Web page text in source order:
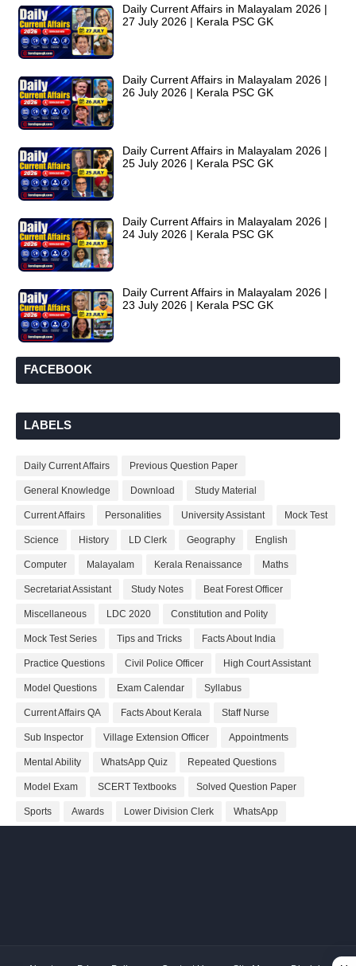
Daily Current Affairs in Malayalam 2026 |
27 July 2026 | Kerala PSC GK
Daily Current Affairs in Malayalam 2026 |
26 July 2026 | Kerala PSC GK
Daily Current Affairs in Malayalam 2026 |
25 July 2026 | Kerala PSC GK
Daily Current Affairs in Malayalam 2026 |
24 July 2026 | Kerala PSC GK
Daily Current Affairs in Malayalam 2026 |
23 July 2026 | Kerala PSC GK
FACEBOOK
LABELS
Daily Current Affairs Previous Question Paper
General Knowledge Download Study Material
Current Affairs Personalities University Assistant Mock Test
Science History LD Clerk Geography English
Computer Malayalam Kerala Renaissance Maths
Secretariat Assistant Study Notes Beat Forest Officer
Miscellaneous LDC 2020 Constitution and Polity
Mock Test Series Tips and Tricks Facts About India
Practice Questions Civil Police Officer High Court Assistant
Model Questions Exam Calendar Syllabus
Current Affairs QA Facts About Kerala Staff Nurse
Sub Inspector Village Extension Officer Appointments
Mental Ability WhatsApp Quiz Repeated Questions
Model Exam SCERT Textbooks Solved Question Paper
Sports Awards Lower Division Clerk WhatsApp